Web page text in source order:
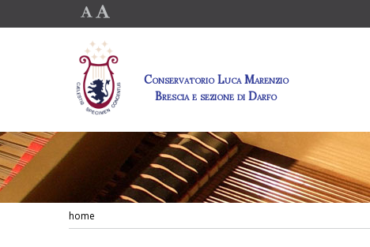
Conservatorio Luca Marenzio
Brescia e sezione di Darfo
home